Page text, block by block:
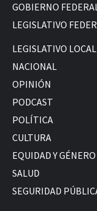
GOBIERNO
LEGISLATIVO
LEGISLATIVO LOCAL
NACIONAL
OPINIÓN
PODCAST
POLÍTICA
CULTURA
EQUIDAD Y GÉNERO
SALUD
SEGURIDAD